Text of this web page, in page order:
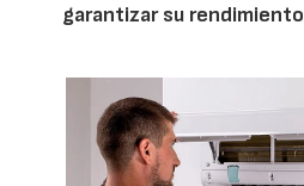
garantizar su